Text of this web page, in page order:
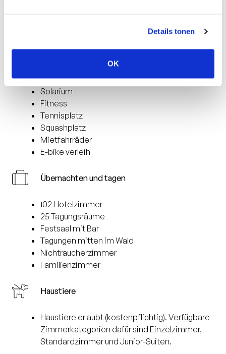
Details tonen
OK
Sauna
Solarium
Fitness
Tennisplatz
Squashplatz
Mietfahrräder
E-bike verleih
Übernachten und tagen
102 Hotelzimmer
25 Tagungsräume
Festsaal mit Bar
Tagungen mitten im Wald
Nichtraucherzimmer
Familienzimmer
Haustiere
Haustiere erlaubt (kostenpflichtig). Verfügbare
Zimmerkategorien dafür sind Einzelzimmer,
Standardzimmer und Junior-Suiten.